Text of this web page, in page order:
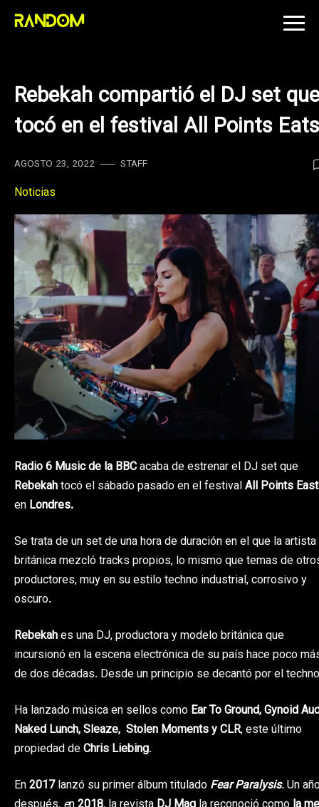
Skip
Rebekah compartió el DJ set que
tocó en el festival All Points Eats
AGOSTO 23, 2022 STAFF
Noticias
Radio 6 Music de la BBCacaba de estrenar el DJ set que
Rebekahtocó el sábado pasado en el festivalAll Points East
en Londres.
Se trata de un set de una hora de duración en el que la artista
británica mezcló tracks propios, lo mismo que temas de
productores, muy en su estilo techno industrial, corrosivo y
oscuro.
Rebekahes una DJ, productora y modelo británica que
incursionó en la escena electrónica de su país hace poco
de dos décadas. Desde un principio se decantó por el
Ha lanzado música en sellos como Ear To Ground, Gynoid
Naked Lunch, Sleaze, Stolen Moments y CLR, este último
propiedad deChris Liebing.
En2017lanzó su primer álbum titulado Fear Paralysis.Un